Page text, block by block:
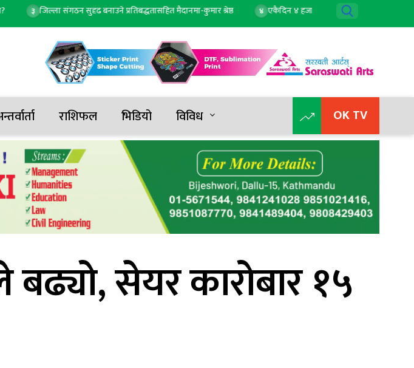
जिल्ला संगठन सुदृढ बनाउने प्रतिबद्धतासहित मैदानमा-कुमार श्रेष्ठ एकैदिन ४ हजार २ सयले बढ्यो सुन, तोलाको दुई लाख
राशिफल भिडियो विविध OK TV
सेयर कारोबार १५